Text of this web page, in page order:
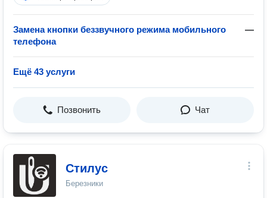
Замена кнопки беззвучного режима мобильного
телефона
—
Ещё 43 услуги
Позвонить Чат
Стилус
Березники